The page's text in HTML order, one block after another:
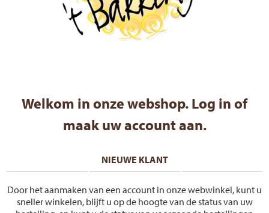
Welkom in onze webshop. Log in of
maak uw account aan.
NIEUWE KLANT
Door het aanmaken van een account in onze webwinkel, kunt u
sneller winkelen, blijft u op de hoogte van de status van uw